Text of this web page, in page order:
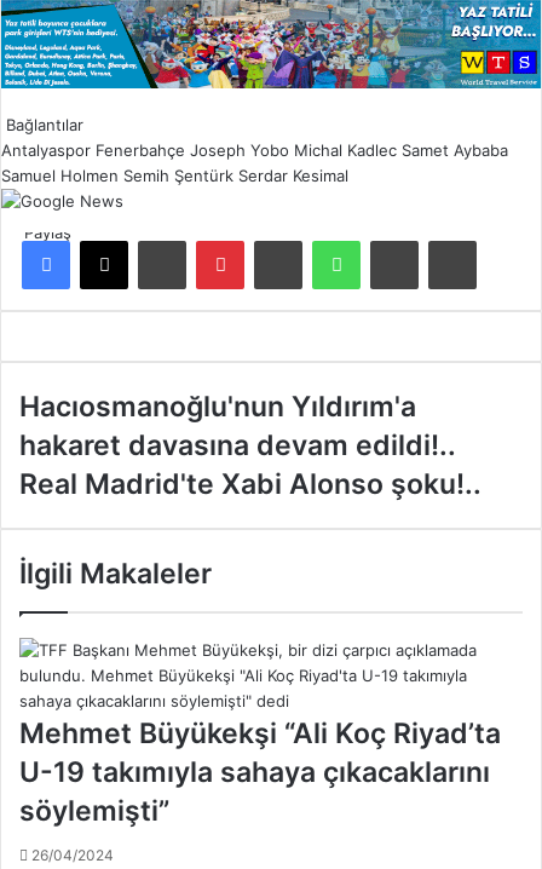
Bağlantılar
Antalyaspor Fenerbahçe Joseph Yobo Michal Kadlec Samet Aybaba
Samuel Holmen Semih Şentürk Serdar Kesimal
Paylaş
H
c
ı
s
ğ
l
u
'
u
n
ı
Hacıosmanoğlu'nun Yıldırım'a
hakaret davasına devam edildi!..
R
a
l
r
i
d
e
X
b
Real Madrid'te Xabi Alonso şoku!..
İlgili Makaleler
Mehmet Büyükekşi “Ali Koç Riyad’ta
U-19 takımıyla sahaya çıkacaklarını
söylemişti”
26/04/2024